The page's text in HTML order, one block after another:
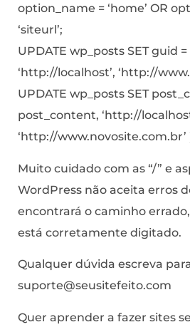
option_name = ‘home’ OR
‘siteurl’;
UPDATE wp_posts SET guid
‘http://localhost’, ‘http://
UPDATE wp_posts SET
post_content, ‘http://
‘http://www.novosite.com.br’
Muito cuidado com as “/” e
WordPress não aceita erros
encontrará o caminho
está corretamente digitado.
Qualquer dúvida escreva
suporte@seusitefeito.com
Quer aprender a fazer sites